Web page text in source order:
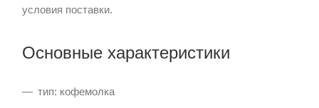
условия поставки.
Основные характеристики
тип: кофемолка